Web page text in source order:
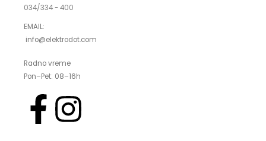
034/334 - 400
EMAIL:
info@elektrodot.com
Radno vreme
Pon–Pet: 08–16h